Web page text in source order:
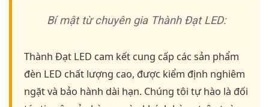
Bí mật từ chuyên gia Thành Đạt LED:
Thành Đạt LED cam kết cung cấp các sản phẩm
đèn LED chất lượng cao, được kiểm định nghiêm
ngặt và bảo hành dài hạn. Chúng tôi tự hào là đối